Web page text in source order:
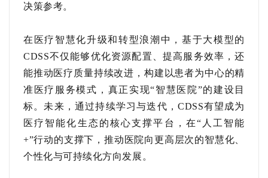
决策参考。
在医疗智慧化升级和转型浪潮中，基于大模型的
CDSS不仅能够优化资源配置、提高服务效率，还
能推动医疗质量持续改进，构建以患者为中心的精
准医疗服务模式，真正实现“智慧医院”的建设目
标。未来，通过持续学习与迭代，CDSS有望成为
医疗智能化生态的核心支撑平台，在“人工智能
+”行动的支撑下，推动医院向更高层次的智慧化、
个性化与可持续化方向发展。